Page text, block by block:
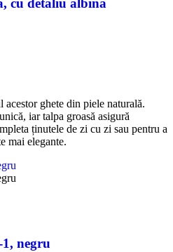
cu detaliu albină
ghete din piele naturală.
iar talpa groasă asigură
ținutele de zi cu zi sau pentru a
mai elegante.
negru